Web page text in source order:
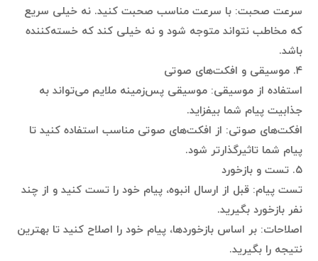
سرعت صحبت: با سرعت مناسب صحبت کنید. نه خیلی سریع
که مخاطب نتواند متوجه شود و نه خیلی کند که خسته‌کننده
باشد.
۴. موسیقی و افکت‌های صوتی
استفاده از موسیقی: موسیقی پس‌زمینه ملایم می‌تواند به
جذابیت پیام شما بیفزاید.
افکت‌های صوتی: از افکت‌های صوتی مناسب استفاده کنید تا
پیام شما تاثیرگذارتر شود.
۵. تست و بازخورد
تست پیام: قبل از ارسال انبوه، پیام خود را تست کنید و از چند
نفر بازخورد بگیرید.
اصلاحات: بر اساس بازخوردها، پیام خود را اصلاح کنید تا بهترین
نتیجه را بگیرید.